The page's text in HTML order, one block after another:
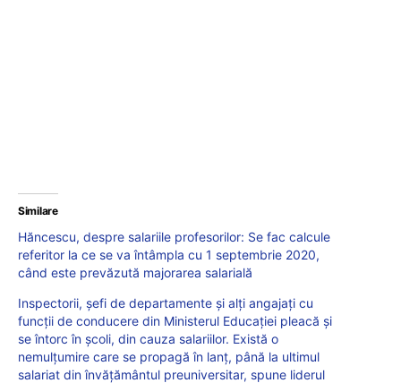
Similare
Hăncescu, despre salariile profesorilor: Se fac calcule
referitor la ce se va întâmpla cu 1 septembrie 2020,
când este prevăzută majorarea salarială
Inspectorii, șefi de departamente și alți angajați cu
funcții de conducere din Ministerul Educației pleacă și
se întorc în școli, din cauza salariilor. Există o
nemulțumire care se propagă în lanț, până la ultimul
salariat din învățământul preuniversitar, spune liderul